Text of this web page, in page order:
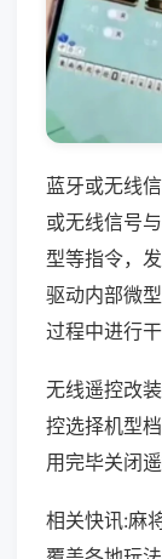
蓝牙或无线
或无线信号
型等指令，
驱动内部微
过程中进行
无线遥控改
控选择机型
用完毕关闭
相关快讯:麻